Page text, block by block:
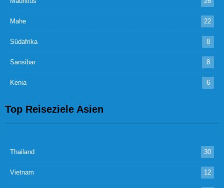
Mahe 22
Südafrika 8
Sansibar 8
Kenia 6
Top Reiseziele Asien
Thailand 30
Vietnam 12